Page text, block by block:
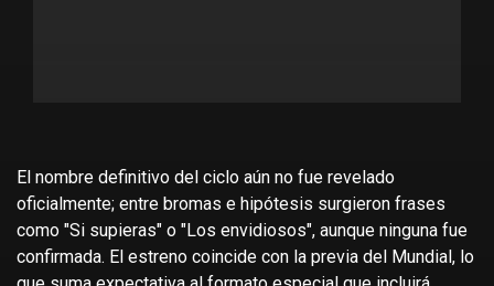
El nombre definitivo del ciclo aún no fue revelado
oficialmente; entre bromas e hipótesis surgieron frases
como "Si supieras" o "Los envidiosos", aunque ninguna fue
confirmada. El estreno coincide con la previa del Mundial, lo